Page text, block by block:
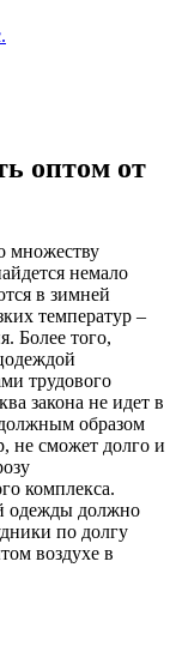
оптом от
множеству
немало
в зимней
температур –
Более того,
трудового
закона не идет в
образом
не сможет долго и
комплекса.
одежды должно
по долгу
воздухе в